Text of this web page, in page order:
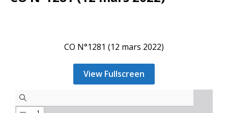
CO N°1281 (12 mars 2022)
View Fullscreen